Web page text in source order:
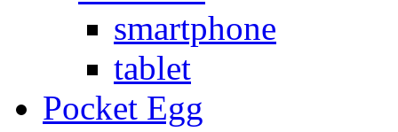
smartphone
tablet
Pocket Egg